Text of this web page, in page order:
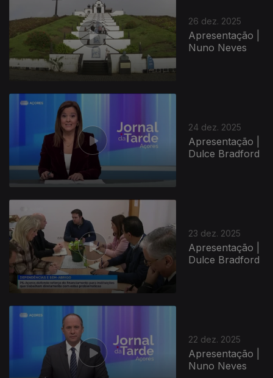
26 dez. 2025
Apresentação |
Nuno Neves
24 dez. 2025
Apresentação |
Dulce Bradford
23 dez. 2025
Apresentação |
Dulce Bradford
22 dez. 2025
Apresentação |
Nuno Neves